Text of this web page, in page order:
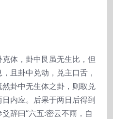
体，卦中艮虽无生比，但
且卦中兑动，兑主口舌，
卦中无生体之卦，则取兑
内应。后果于两日后得到
辞曰“六五:密云不雨，自